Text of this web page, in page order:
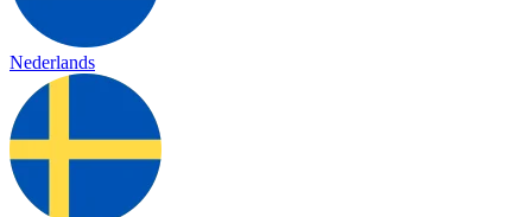
Nederlands